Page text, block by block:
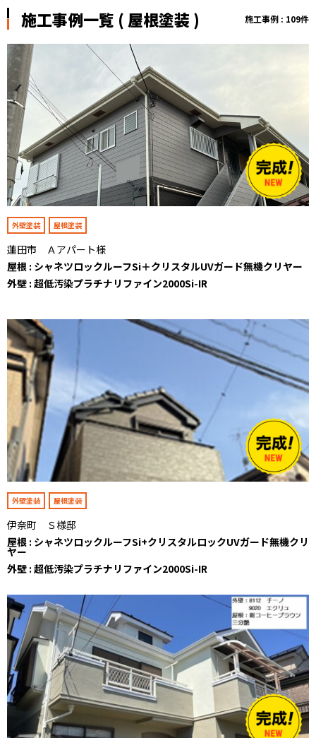
施工事例一覧 ( 屋根塗装 ) 施工事例 : 109件
外壁塗装 屋根塗装
蓮田市 Ａアパート様
屋根 : シャネツロックルーフSi＋クリスタルUVガード無機クリヤー
外壁 : 超低汚染プラチナリファイン2000Si-IR
外壁塗装 屋根塗装
伊奈町 Ｓ様邸
屋根 : シャネツロックルーフSi+クリスタルロックUVガード無機クリ
ヤー
外壁 : 超低汚染プラチナリファイン2000Si-IR